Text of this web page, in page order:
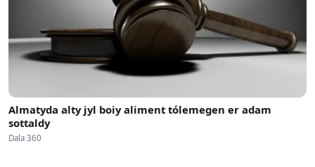
Almatyda alty jyl boiy aliment tólemegen er adam
sottaldy
Dala 360